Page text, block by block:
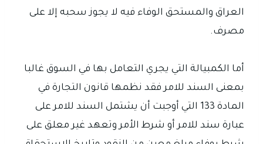
العراق والمستحق الوفاء فيه لا يجوز سحبه إلا على
مصرف.
أما الكمبيالة التي يجري التعامل بها في السوق غالبا
بمعنى السند للامر فقد نظمها قانون التجارة في
المادة 133 التي أوجبت أن يشتمل السند للامر على
عبارة سند للامر أو شرط الأمر وتعهد غير معلق على